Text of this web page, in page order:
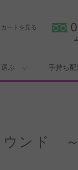
カートを見る
ぶ 手持ち
ンド